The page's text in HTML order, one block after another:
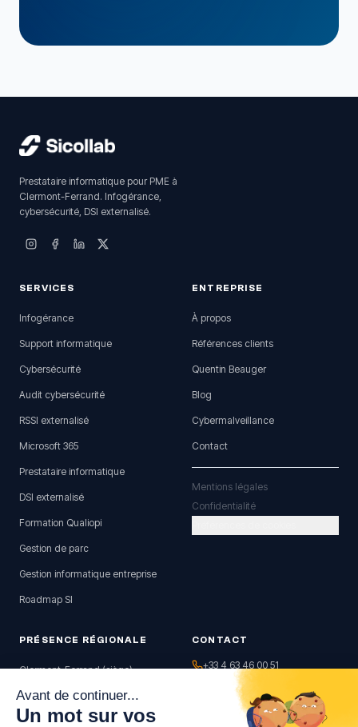
Prestataire informatique pour PME à
Clermont-Ferrand. Infogérance,
cybersécurité, DSI externalisé.
SERVICES
Infogérance
Support informatique
Cybersécurité
Audit cybersécurité
RSSI externalisé
Microsoft 365
Prestataire informatique
DSI externalisé
Formation Qualiopi
Gestion de parc
Gestion informatique entreprise
Roadmap SI
ENTREPRISE
À propos
Références clients
Quentin Beauger
Blog
Cybermalveillance
Contact
Mentions légales
Confidentialité
PRÉSENCE RÉGIONALE
Clermont-Ferrand (siège)
Riom
Vichy
CONTACT
+33 4 63 46 00 51
contact@sicollab.com
Clermont-Ferrand (63)